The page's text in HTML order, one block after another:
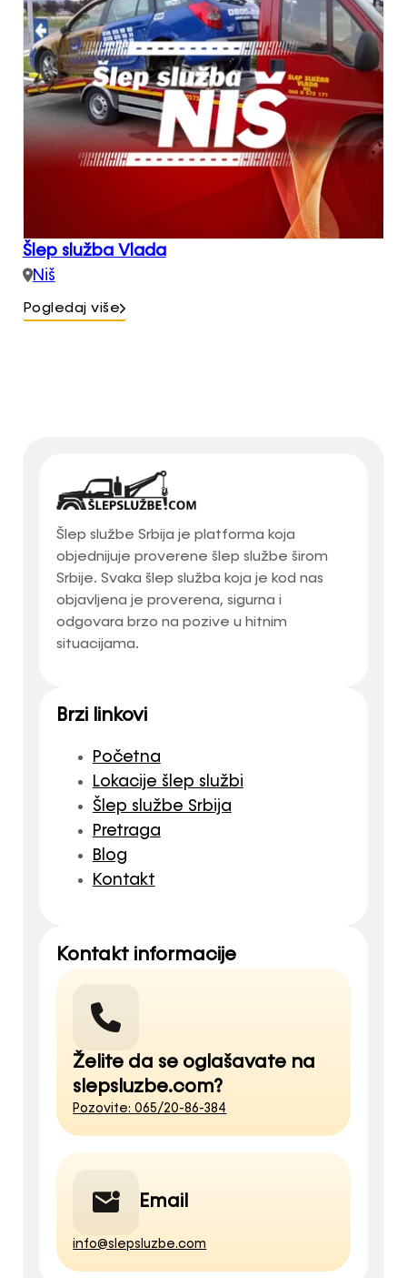
Šlep služba Vlada
Niš
Pogledaj više
Šlep službe Srbija je platforma koja
objednijuje proverene šlep službe širom
Srbije. Svaka šlep služba koja je kod nas
objavljena je proverena, sigurna i
odgovara brzo na pozive u hitnim
situacijama.
Brzi linkovi
Početna
Lokacije šlep službi
Šlep službe Srbija
Pretraga
Blog
Kontakt
Kontakt informacije
Želite da se oglašavate na
slepsluzbe.com?
Pozovite: 065/20-86-384
Email
info@slepsluzbe.com